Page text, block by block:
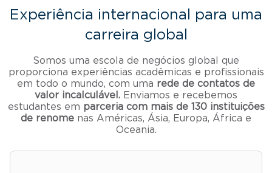
Experiência internacional para uma
carreira global
Somos uma escola de negócios global que
proporciona experiências acadêmicas e profissionais
em todo o mundo, com uma rede de contatos de
valor incalculável. Enviamos e recebemos
estudantes em parceria com mais de 130 instituições
de renome nas Américas, Ásia, Europa, África e
Oceania.